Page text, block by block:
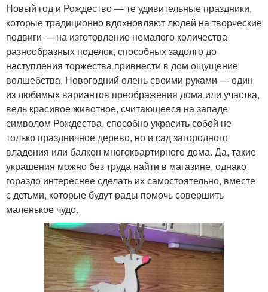
Новый год и Рождество — те удивительные праздники,
которые традиционно вдохновляют людей на творческие
подвиги — на изготовление немалого количества
разнообразных поделок, способных задолго до
наступления торжества привнести в дом ощущение
волшебства. Новогодний олень своими руками — один
из любимых вариантов преображения дома или участка,
ведь красивое животное, считающееся на западе
символом Рождества, способно украсить собой не
только праздничное дерево, но и сад загородного
владения или балкон многоквартирного дома. Да, такие
украшения можно без труда найти в магазине, однако
гораздо интереснее сделать их самостоятельно, вместе
с детьми, которые будут рады помочь совершить
маленькое чудо.